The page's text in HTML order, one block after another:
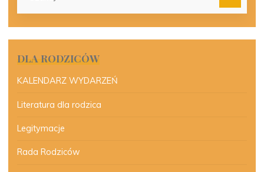
DLA RODZICÓW
KALENDARZ WYDARZEŃ
Literatura dla rodzica
Legitymacje
Rada Rodziców